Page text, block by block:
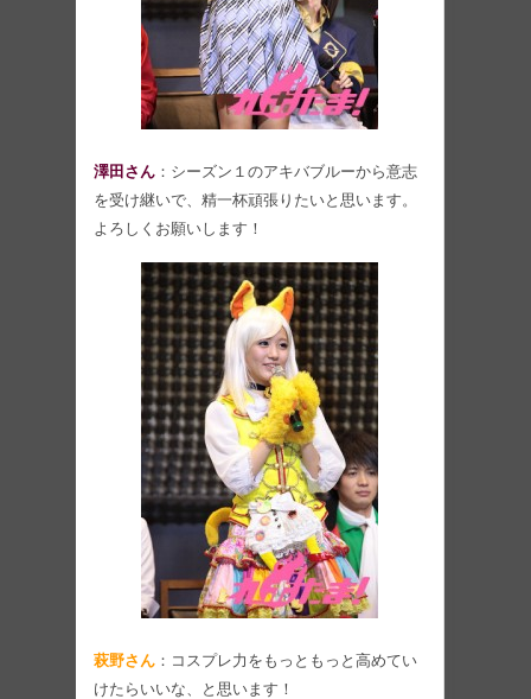
澤田さん ：シーズン１のアキバブルーから意志
を受け継いで、精一杯頑張りたいと思います。
よろしくお願いします！
萩野さん ：コスプレ力をもっともっと高めてい
けたらいいな、と思います！